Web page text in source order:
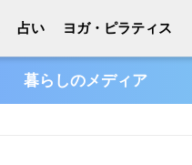
占い ヨガ・ピラティス
暮らしのメディア